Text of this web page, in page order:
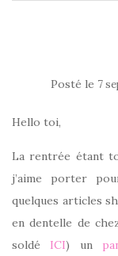
Posté le 7
Hello toi,
La rentrée étant
j’aime porter
quelques articles
en dentelle de
soldé ICI) un